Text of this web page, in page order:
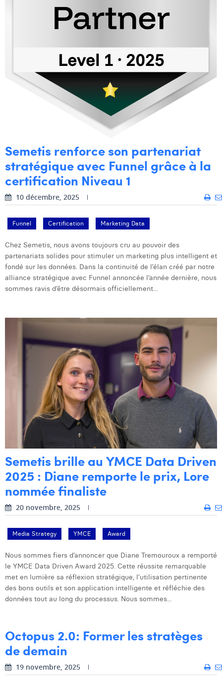
Edouard Polet
Elio Civalleri
Eliott Pousset
Janne Beke
Jonas Geiregat
Justine Cremer
Lena Pignoloni
Leonard Dierickx
Linda Kraim
Lotte Vranckx
Louis Nassogne
Lucas Taels
Manon Houppertz
Margaux Marien
Margaux Snakkers
Mathias Segers
Matthias Langenaeker
Ninon Chevalier
Olivia Lohest
Pieter Maesmans
Sebastiaan Reeskamp
Sven Bosschem
Thomas Riis
Victor Hayot
William Rezette
Semetis renforce son partenariat
stratégique avec Funnel grâce à la
certification Niveau 1
10 décembre, 2025
Funnel Certification Marketing Data
Chez Semetis, nous avons toujours cru au pouvoir des
partenariats solides pour stimuler un marketing plus intelligent et
fondé sur les données. Dans la continuité de l’élan créé par notre
alliance stratégique avec Funnel annoncée l’année dernière, nous
sommes ravis d’être désormais officiellement...
Semetis brille au YMCE Data Driven
2025 : Diane remporte le prix, Lore
nommée finaliste
20 novembre, 2025
Media Strategy YMCE Award
Nous sommes fiers d’annoncer que Diane Tremouroux a remporté
le YMCE Data Driven Award 2025. Cette réussite remarquable
met en lumière sa réflexion stratégique, l’utilisation pertinente
des bons outils et son application intelligente et réfléchie des
données tout au long du processus. Nous sommes...
Octopus 2.0: Former les stratèges
de demain
19 novembre, 2025